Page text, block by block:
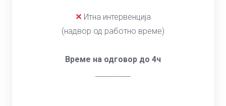
✕ Итна интервенција
(надвор од работно време)
Време на одговор до 4ч